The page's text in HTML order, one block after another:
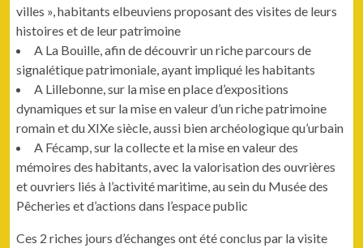
villes », habitants elbeuviens proposant des visites de leurs
histoires et de leur patrimoine
A La Bouille, afin de découvrir un riche parcours de
signalétique patrimoniale, ayant impliqué les habitants
A Lillebonne, sur la mise en place d’expositions
dynamiques et sur la mise en valeur d’un riche patrimoine
romain et du XIXe siècle, aussi bien archéologique qu’urbain
A Fécamp, sur la collecte et la mise en valeur des
mémoires des habitants, avec la valorisation des ouvrières
et ouvriers liés à l’activité maritime, au sein du Musée des
Pêcheries et d’actions dans l’espace public
Ces 2 riches jours d’échanges ont été conclus par la visite